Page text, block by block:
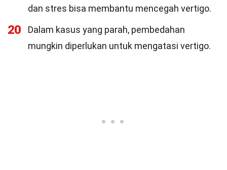
dan stres bisa membantu mencegah vertigo.
20
Dalam kasus yang parah, pembedahan
mungkin diperlukan untuk mengatasi vertigo.